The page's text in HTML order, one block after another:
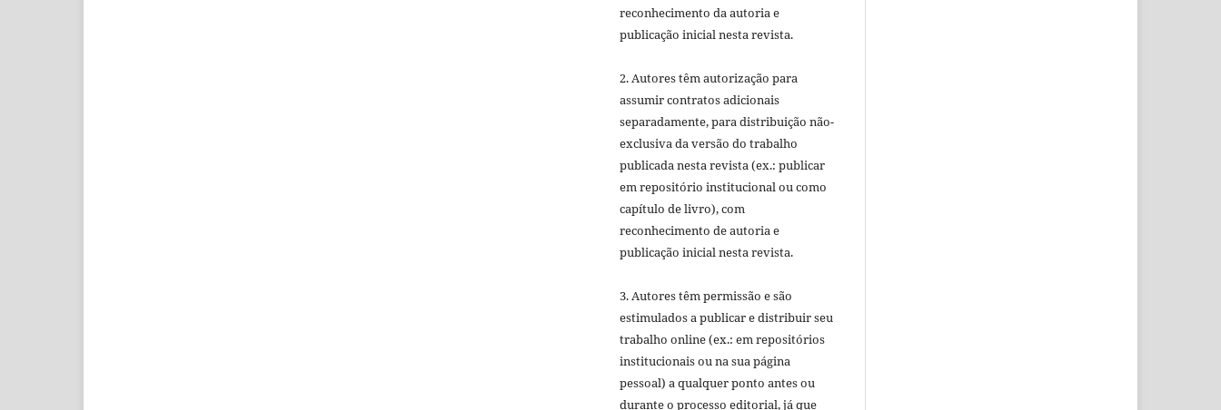
reconhecimento da autoria e
publicação inicial nesta revista.
2. Autores têm autorização para
assumir contratos adicionais
separadamente, para distribuição não-
exclusiva da versão do trabalho
publicada nesta revista (ex.: publicar
em repositório institucional ou como
capítulo de livro), com
reconhecimento de autoria e
publicação inicial nesta revista.
3. Autores têm permissão e são
estimulados a publicar e distribuir seu
trabalho online (ex.: em repositórios
institucionais ou na sua página
pessoal) a qualquer ponto antes ou
durante o processo editorial, já que